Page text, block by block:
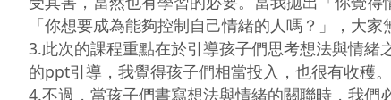
「你想要成為能夠控制自己情緒的人嗎？」，大家
3.此次的課程重點在於引導孩子們思考想法與情
的ppt引導，我覺得孩子們相當投入，也很有收穫。
4.不過，當孩子們書寫想法與情緒的關聯時，我們